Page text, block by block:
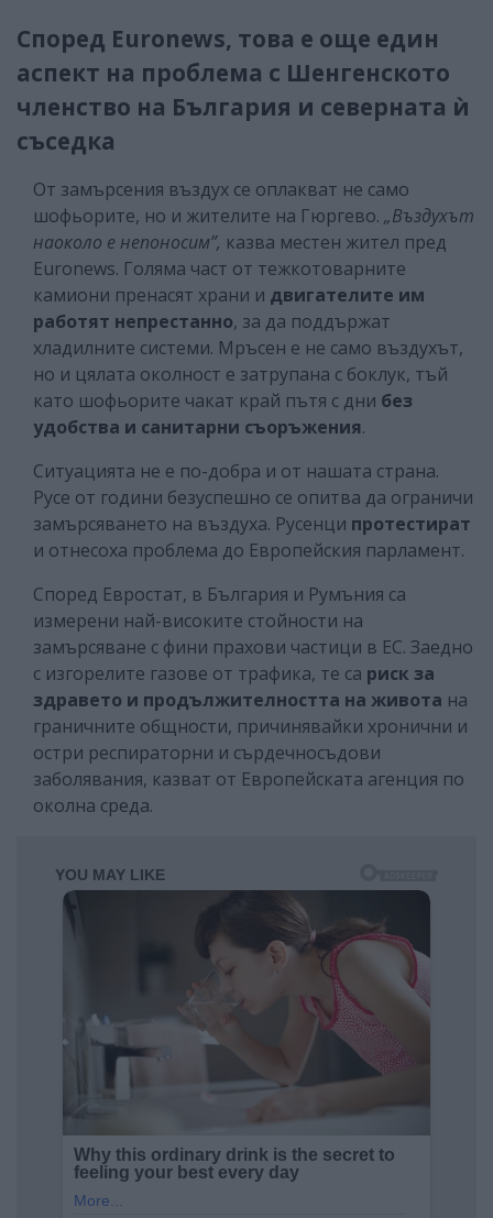
Според Euronews, това е още един
аспект на проблема с Шенгенското
членство на България и северната ѝ
съседка
От замърсения въздух се оплакват не само
шофьорите, но и жителите на Гюргево. „Въздухът
наоколо е непоносим”, казва местен жител пред
Euronews. Голяма част от тежкотоварните
камиони пренасят храни и двигателите им
работят непрестанно, за да поддържат
хладилните системи. Мръсен е не само въздухът,
но и цялата околност е затрупана с боклук, тъй
като шофьорите чакат край пътя с дни без
удобства и санитарни съоръжения.
Ситуацията не е по-добра и от нашата страна.
Русе от години безуспешно се опитва да ограничи
замърсяването на въздуха. Русенци протестират
и отнесоха проблема до Европейския парламент.
Според Евростат, в България и Румъния са
измерени най-високите стойности на
замърсяване с фини прахови частици в ЕС. Заедно
с изгорелите газове от трафика, те са риск за
здравето и продължителността на живота на
граничните общности, причинявайки хронични и
остри респираторни и сърдечносъдови
заболявания, казват от Европейската агенция по
околна среда.